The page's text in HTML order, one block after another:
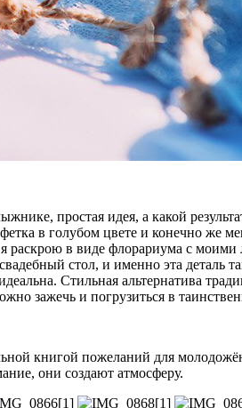
простая идея, а какой
в голубом цвете и конечно же
раскрою в виде флорариума с
стол, и именно эта деталь
Стильная альтернатива
зажечь и погрузиться в
книгой пожеланий для
они создают атмосферу.